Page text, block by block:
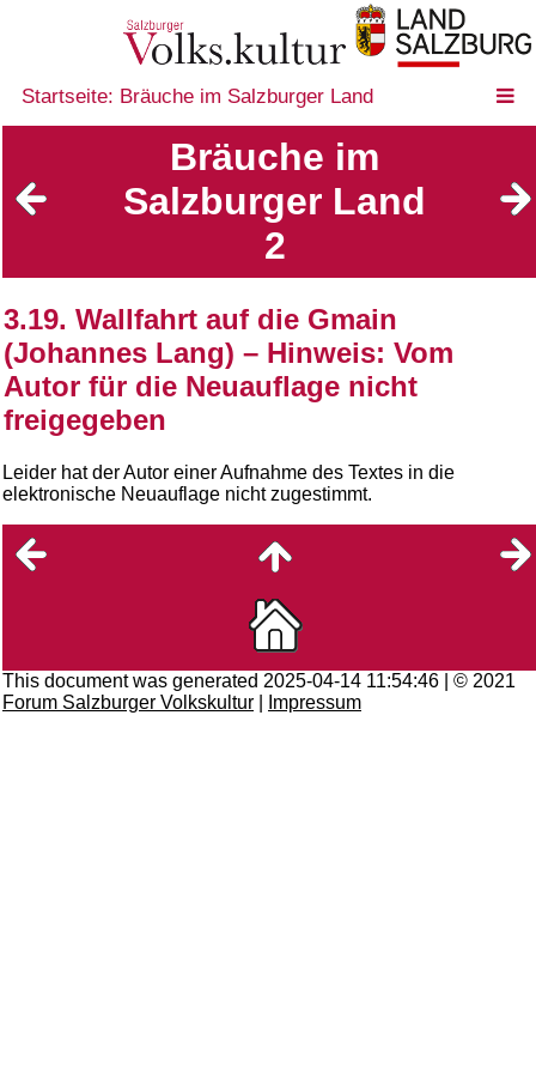
Startseite: Bräuche im Salzburger Land
Bräuche im
Salzburger Land
2
3.19. Wallfahrt auf die Gmain
(Johannes Lang) – Hinweis: Vom
Autor für die Neuauflage nicht
freigegeben
Leider hat der Autor einer Aufnahme des Textes in die
elektronische Neuauflage nicht zugestimmt.
This document was generated 2025-04-14 11:54:46 | © 2021
Forum Salzburger Volkskultur
Impressum